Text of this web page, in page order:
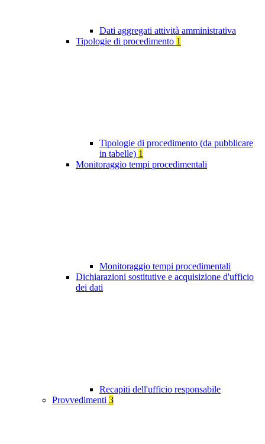
Dati aggregati attività amministrativa
Tipologie di procedimento 1
Tipologie di procedimento (da pubblicare
in tabelle) 1
Monitoraggio tempi procedimentali
Monitoraggio tempi procedimentali
Dichiarazioni sostitutive e acquisizione d'ufficio
dei dati
Recapiti dell'ufficio responsabile
Provvedimenti 3